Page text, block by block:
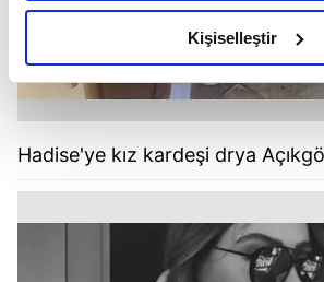
amacımızın size daha iyi bir reklam
olduğunu ve sizlere en iyi içerikleri
elimizden gelen çabayı gösterdiğimizi
reklamların maliyetlerimizi karşılamak
Her halükârda, kullanıcılar, bu
takdirde, kullanıcılara hedefli reklamlar
gösterilmeyecektir."
Sizlere daha iyi bir hizmet sunabilmek
Kişiselleştir
Hadise'ye kız kardeşi drya